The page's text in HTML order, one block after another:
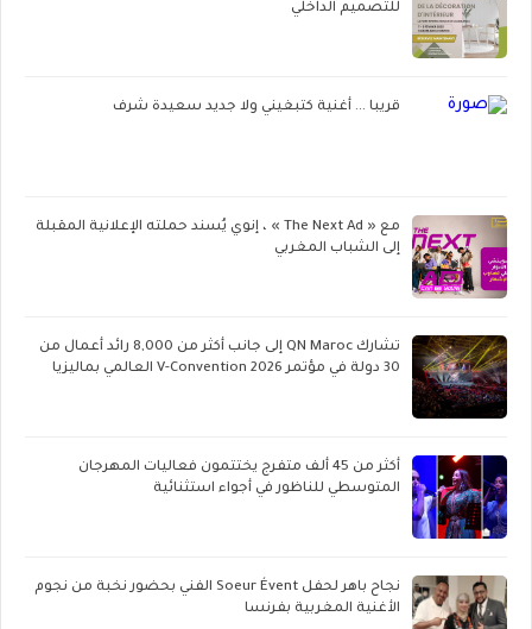
للتصميم الداخلي
قريبا ... أغنية كتبغيني ولا جديد سعيدة شرف
مع « The Next Ad » ، إنوي يُسند حملته الإعلانية المقبلة
إلى الشباب المغربي
تشارك QN Maroc إلى جانب أكثر من 8,000 رائد أعمال من
30 دولة في مؤتمر V-Convention 2026 العالمي بماليزيا
أكثر من 45 ألف متفرج يختتمون فعاليات المهرجان
المتوسطي للناظور في أجواء استثنائية
نجاح باهر لحفل Soeur Évent الفني بحضور نخبة من نجوم
الأغنية المغربية بفرنسا